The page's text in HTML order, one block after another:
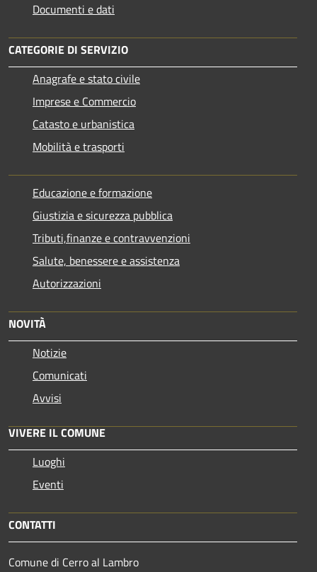
Documenti e dati
CATEGORIE DI SERVIZIO
Anagrafe e stato civile
Imprese e Commercio
Catasto e urbanistica
Mobilità e trasporti
Educazione e formazione
Giustizia e sicurezza pubblica
Tributi,finanze e contravvenzioni
Salute, benessere e assistenza
Autorizzazioni
NOVITÀ
Notizie
Comunicati
Avvisi
VIVERE IL COMUNE
Luoghi
Eventi
CONTATTI
Comune di Cerro al Lambro